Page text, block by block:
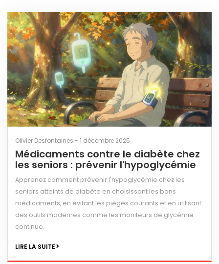
Olivier Desfontaines - 1 décembre 2025
Médicaments contre le diabète chez
les seniors : prévenir l'hypoglycémie
Apprenez comment prévenir l'hypoglycémie chez les
seniors atteints de diabète en choisissant les bons
médicaments, en évitant les pièges courants et en utilisant
des outils modernes comme les moniteurs de glycémie
continue.
LIRE LA SUITE